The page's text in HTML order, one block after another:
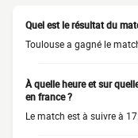
Quel est le résultat du
Toulouse a gagné le
À quelle heure et sur
en france ?
Le match est à suivre à